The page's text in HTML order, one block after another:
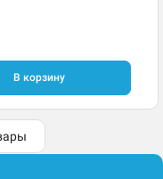
В корзину